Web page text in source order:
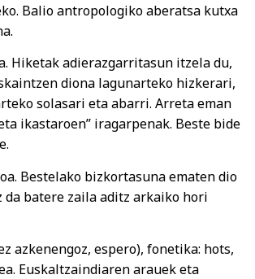
Balio antropologiko aberatsa kutxa
Hiketak adierazgarritasun itzela du,
diona lagunarteko hizkerari,
solasari eta abarri. Arreta eman
ikastaroen” iragarpenak. Beste bide
Bestelako bizkortasuna ematen dio
da batere zaila aditz arkaiko hori
azkenengoz, espero), fonetika: hots,
Euskaltzaindiaren arauek eta